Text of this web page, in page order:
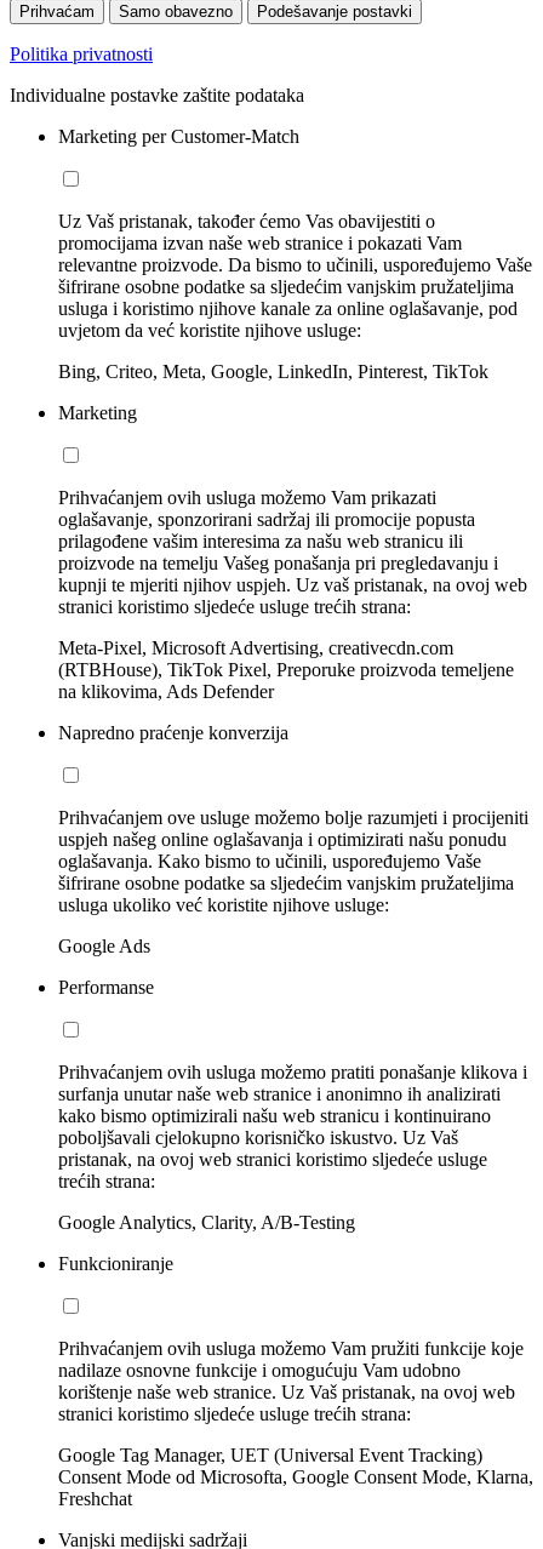
Prihvaćam Samo obavezno Podešavanje postavki
Politika privatnosti
Individualne postavke zaštite podataka
Marketing per Customer-Match
Uz Vaš pristanak, također ćemo Vas obavijestiti o
promocijama izvan naše web stranice i pokazati Vam
relevantne proizvode. Da bismo to učinili, uspoređujemo Vaše
šifrirane osobne podatke sa sljedećim vanjskim pružateljima
usluga i koristimo njihove kanale za online oglašavanje, pod
uvjetom da već koristite njihove usluge:
Bing, Criteo, Meta, Google, LinkedIn, Pinterest, TikTok
Marketing
Prihvaćanjem ovih usluga možemo Vam prikazati
oglašavanje, sponzorirani sadržaj ili promocije popusta
prilagođene vašim interesima za našu web stranicu ili
proizvode na temelju Vašeg ponašanja pri pregledavanju i
kupnji te mjeriti njihov uspjeh. Uz vaš pristanak, na ovoj web
stranici koristimo sljedeće usluge trećih strana:
Meta-Pixel, Microsoft Advertising, creativecdn.com
(RTBHouse), TikTok Pixel, Preporuke proizvoda temeljene
na klikovima, Ads Defender
Napredno praćenje konverzija
Prihvaćanjem ove usluge možemo bolje razumjeti i procijeniti
uspjeh našeg online oglašavanja i optimizirati našu ponudu
oglašavanja. Kako bismo to učinili, uspoređujemo Vaše
šifrirane osobne podatke sa sljedećim vanjskim pružateljima
usluga ukoliko već koristite njihove usluge:
Google Ads
Performanse
Prihvaćanjem ovih usluga možemo pratiti ponašanje klikova i
surfanja unutar naše web stranice i anonimno ih analizirati
kako bismo optimizirali našu web stranicu i kontinuirano
poboljšavali cjelokupno korisničko iskustvo. Uz Vaš
pristanak, na ovoj web stranici koristimo sljedeće usluge
trećih strana:
Google Analytics, Clarity, A/B-Testing
Funkcioniranje
Prihvaćanjem ovih usluga možemo Vam pružiti funkcije koje
nadilaze osnovne funkcije i omogućuju Vam udobno
korištenje naše web stranice. Uz Vaš pristanak, na ovoj web
stranici koristimo sljedeće usluge trećih strana:
Google Tag Manager, UET (Universal Event Tracking)
Consent Mode od Microsofta, Google Consent Mode, Klarna,
Freshchat
Vanjski medijski sadržaji